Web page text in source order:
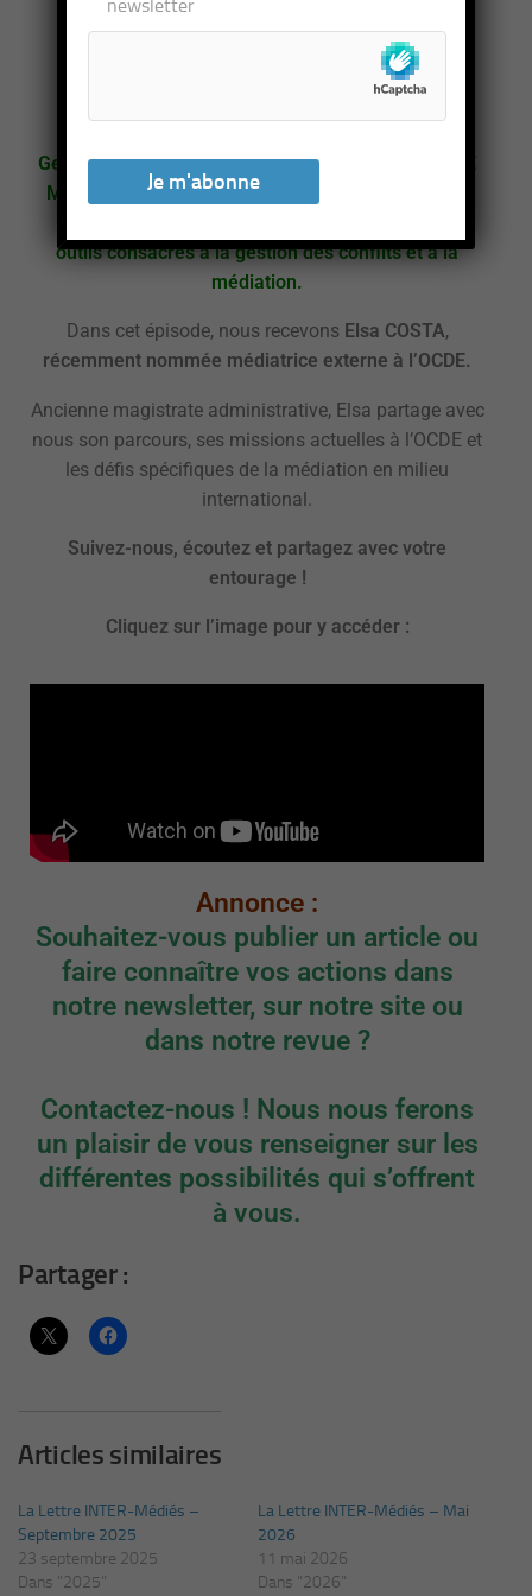
Gemperli,créateur du podcast « PERSPECTIVES DE
MEDIATION » (à retrouver sur Youtube et Spotify)
outilsconsacrés à la gestion des conflits et à la
médiation.
Dans cet épisode, nous recevons Elsa COSTA,
récemment nommée médiatrice externe à l’OCDE.
Ancienne magistrate administrative, Elsa partage avec
nous son parcours, ses missions actuelles à l’OCDE et
les défis spécifiques de la médiation en milieu
international.
Suivez-nous, écoutez et partagez avec votre
entourage !
Cliquez sur l’image pour y accéder :
Annonce :
Souhaitez-vous publier un article ou
faire connaître vos actions dans
notre newsletter, sur notre site ou
dans notre revue ?
Contactez-nous ! Nous nous ferons
un plaisir de vous renseigner sur les
différentes possibilités qui s’offrent
à vous.
Partager :
Articles similaires
La Lettre INTER-Médiés –
Septembre 2025
23 septembre 2025
Dans "2025"
La Lettre INTER-Médiés – Mai
2026
11 mai 2026
Dans "2026"
newsletter